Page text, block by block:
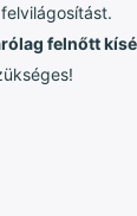
felnőtt